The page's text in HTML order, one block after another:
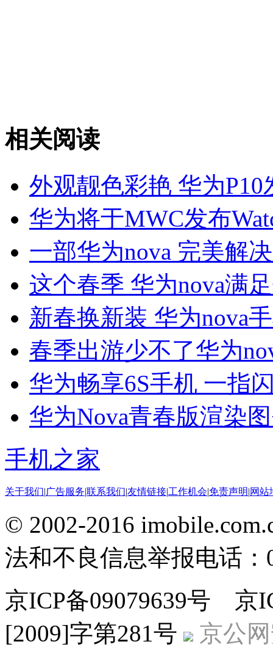
相关阅读
外观靓色彩艳 华为P10
华为将于MWC发布
一部华为nova 完美解
这个春季 华为nova满
新春换新装 华为nova
春季出游少不了华为
华为畅享6S手机 一指
华为Nova青春版渲染
手机之家
关于我们|广告服务|联系我们|友情链接|工作机会|免责声明|网站
© 2002-2016
法和不良信息举报电话：
京ICP备09079639号 京
[2009]字第281号
京公